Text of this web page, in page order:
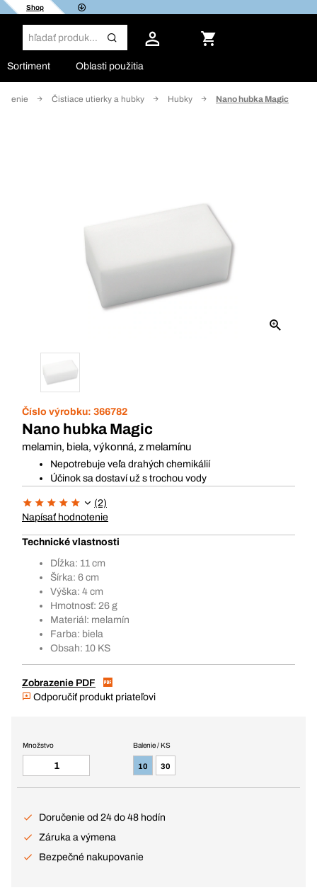
Shop
Sortiment Oblasti použitia
Čistiace utierky a hubky Hubky Nano hubka Magic
Číslo výrobku: 366782
Nano hubka Magic
melamin, biela, výkonná, z melamínu
Nepotrebuje veľa drahých chemikálií
Účinok sa dostaví už s trochou vody
(2)
Napísať hodnotenie
Technické vlastnosti
Dĺžka: 11 cm
Šírka: 6 cm
Výška: 4 cm
Hmotnosť: 26 g
Materiál: melamín
Farba: biela
Obsah: 10 KS
Zobrazenie PDF
Odporučiť produkt priateľovi
Balenie / KS
10 30
Množstvo
Doručenie od 24 do 48 hodín
Záruka a výmena
Bezpečné nakupovanie